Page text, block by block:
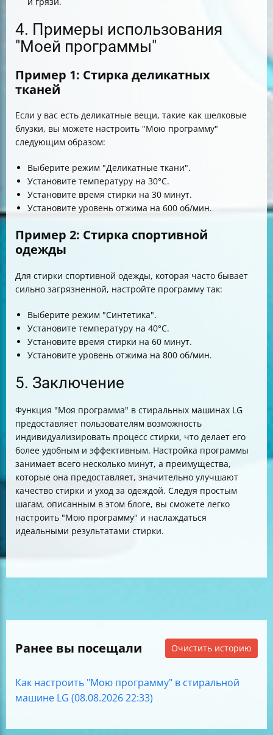
4. Примеры использования
"Моей программы"
Пример 1: Стирка деликатных
тканей
Если у вас есть деликатные вещи, такие как шелковые
блузки, вы можете настроить "Мою программу"
следующим образом:
Выберите режим "Деликатные ткани".
Установите температуру на 30°C.
Установите время стирки на 30 минут.
Установите уровень отжима на 600 об/мин.
Пример 2: Стирка спортивной
одежды
Для стирки спортивной одежды, которая часто бывает
сильно загрязненной, настройте программу так:
Выберите режим "Синтетика".
Установите температуру на 40°C.
Установите время стирки на 60 минут.
Установите уровень отжима на 800 об/мин.
5. Заключение
Функция "Моя программа" в стиральных машинах LG
предоставляет пользователям возможность
индивидуализировать процесс стирки, что делает его
более удобным и эффективным. Настройка программы
занимает всего несколько минут, а преимущества,
которые она предоставляет, значительно улучшают
качество стирки и уход за одеждой. Следуя простым
шагам, описанным в этом блоге, вы сможете легко
настроить "Мою программу" и наслаждаться
идеальными результатами стирки.
Ранее вы посещали Очистить историю
Как настроить "Мою программу" в стиральной
машине LG (08.08.2026 22:33)